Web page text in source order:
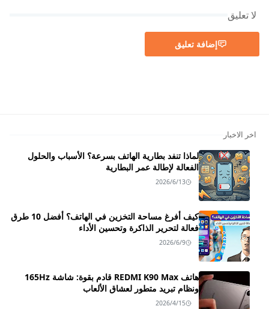
لا تعليق
إضافة تعليق
اخر الاخبار
لماذا تنفد بطارية الهاتف بسرعة؟ الأسباب والحلول
الفعالة لإطالة عمر البطارية
2026/6/13
كيف أفرغ مساحة التخزين في الهاتف؟ أفضل 10 طرق
فعالة لتحرير الذاكرة وتحسين الأداء
2026/6/9
هاتف REDMI K90 Max قادم بقوة: شاشة 165Hz
ونظام تبريد متطور لعشاق الألعاب
2026/4/15